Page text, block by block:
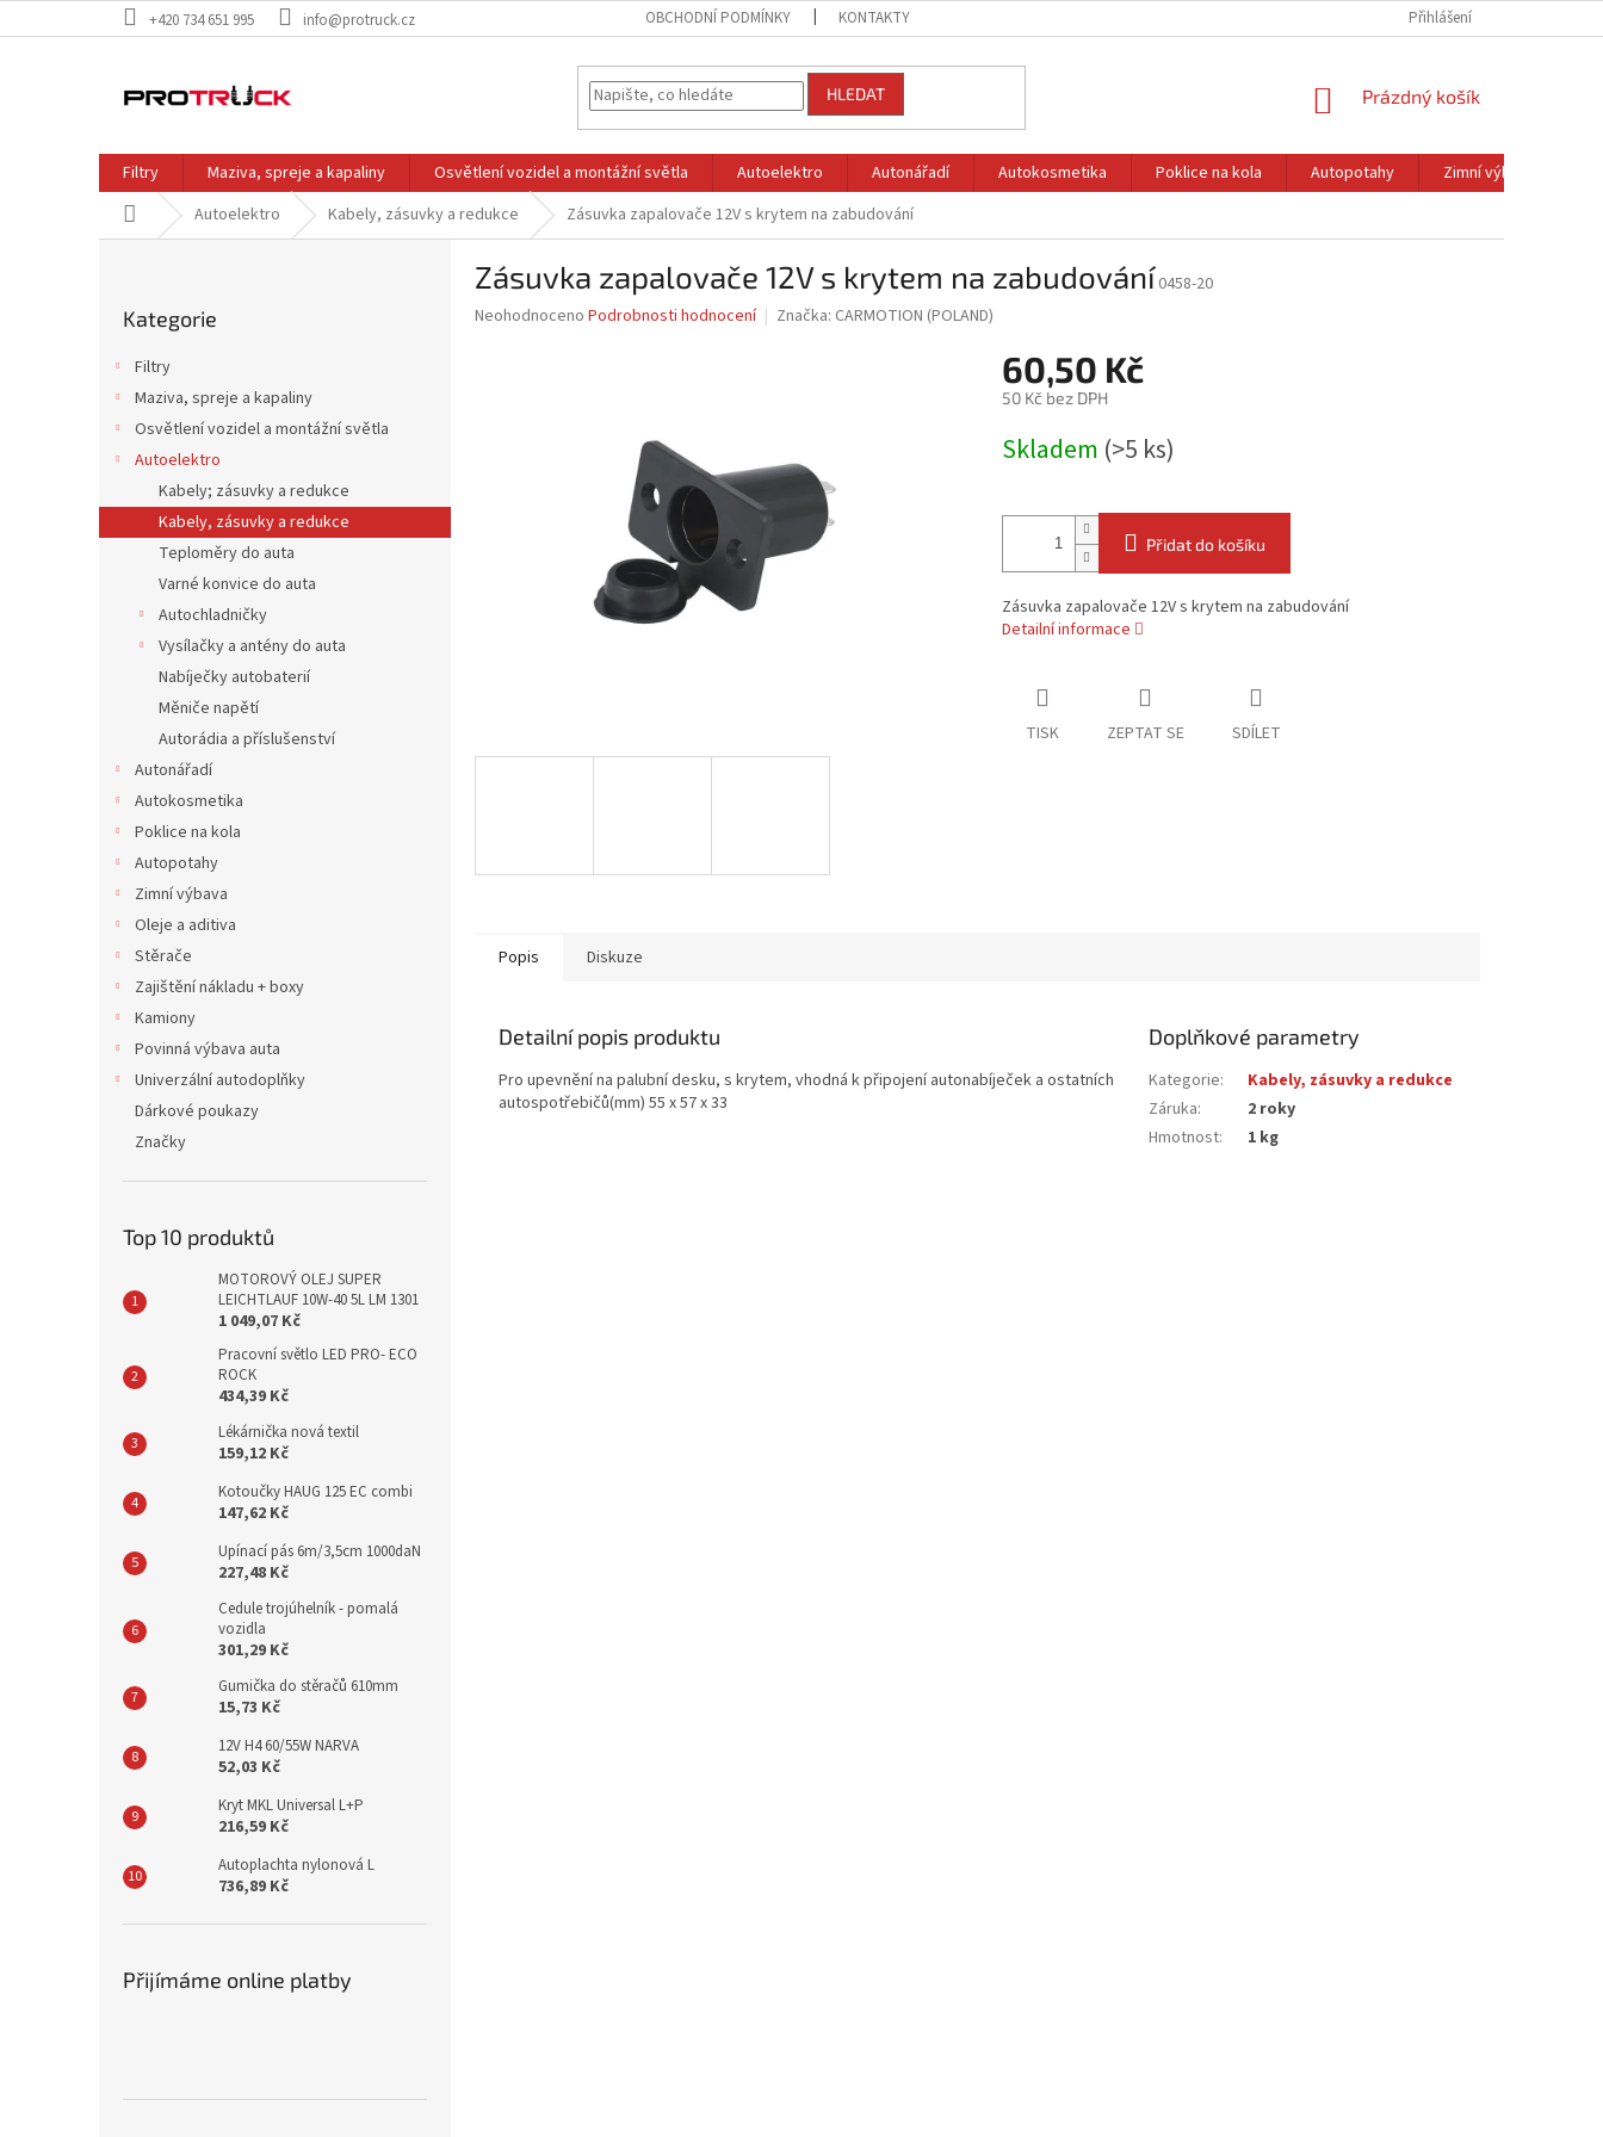
na
+420 734 651 995 info@protruck.cz OBCHODNÍ PODMÍNKY KONTAKTY Přihlášení
HLEDAT
NÁKUPNÍ
Prázdný košík
Filtry Maziva, spreje a kapaliny Osvětlení vozidel a montážní světla Autoelektro Autonářadí Autokosmetika Poklice na kola Autopotahy Zimní výbava
Domů Autoelektro Kabely, zásuvky a redukce Zásuvka zapalovače 12V s krytem na zabudování
a
n
kategorie
Kategorie
Filtry
Maziva, spreje a kapaliny
Osvětlení vozidel a montážní světla
Autoelektro
Kabely; zásuvky a redukce
Kabely, zásuvky a redukce
Teploměry do auta
Varné konvice do auta
Autochladničky
Vysílačky a antény do auta
Nabíječky autobaterií
Měniče napětí
Autorádia a příslušenství
Autonářadí
Autokosmetika
Poklice na kola
Autopotahy
Zimní výbava
Oleje a aditiva
Stěrače
Zajištění nákladu + boxy
Kamiony
Povinná výbava auta
Univerzální autodoplňky
Dárkové poukazy
Značky
Top 10 produktů
MOTOROVÝ OLEJ SUPER
LEICHTLAUF 10W-40 5L LM 1301
1 049,07 Kč
Pracovní světlo LED PRO- ECO
ROCK
434,39 Kč
Lékárnička nová textil
159,12 Kč
Kotoučky HAUG 125 EC combi
147,62 Kč
Upínací pás 6m/3,5cm 1000daN
227,48 Kč
Cedule trojúhelník - pomalá
vozidla
301,29 Kč
Gumička do stěračů 610mm
15,73 Kč
12V H4 60/55W NARVA
52,03 Kč
Kryt MKL Universal L+P
216,59 Kč
Autoplachta nylonová L
736,89 Kč
Přijímáme online platby
Zásuvka zapalovače 12V s krytem na zabudování 0458-20
Průměrné
Neohodnoceno Podrobnosti hodnocení Značka: CARMOTION (POLAND)
60,50 Kč
50 Kč bez DPH
cena:
Skladem (>5 ks)
Přidat do košíku
Zásuvka zapalovače 12V s krytem na zabudování
Detailní informace
TISK ZEPTAT SE SDÍLET
Popis Diskuze
Detailní popis produktu
Pro upevnění na palubní desku, s krytem, vhodná k připojení autonabíječek a ostatních
autospotřebičů(mm) 55 x 57 x 33
Doplňkové parametry
Kategorie:
Kabely, zásuvky a redukce
Záruka:
2 roky
Hmotnost: 1 kg